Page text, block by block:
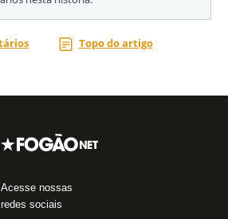
Acesse nossas
redes sociais